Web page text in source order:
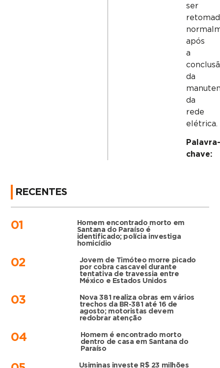
ser
após
a
da
da
rede
elétrica.
chave:
RECENTES
01
Homem encontrado morto em
Santana do Paraíso é
identificado; polícia investiga
homicídio
02
Jovem de Timóteo morre picado
por cobra cascavel durante
tentativa de travessia entre
México e Estados Unidos
03
Nova 381 realiza obras em vários
trechos da BR-381 até 16 de
agosto; motoristas devem
redobrar atenção
04
Homem é encontrado morto
dentro de casa em Santana do
Paraíso
Usiminas investe R$ 23 milhões